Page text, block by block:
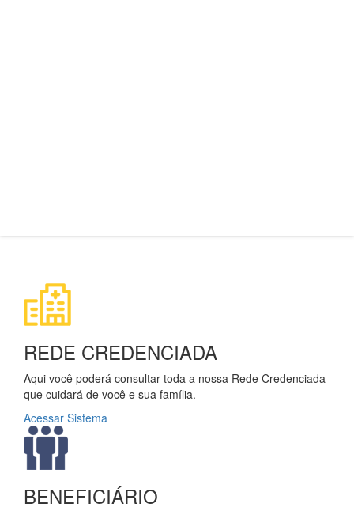
REDE CREDENCIADA
Aqui você poderá consultar toda a nossa Rede Credenciada
que cuidará de você e sua família.
Acessar Sistema
BENEFICIÁRIO